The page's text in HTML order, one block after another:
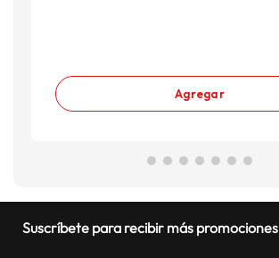
Agregar
Suscríbete para recibir más promociones